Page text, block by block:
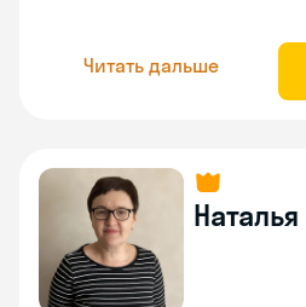
Читать дальше
Наталья